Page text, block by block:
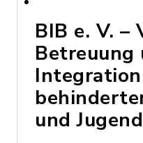
BIB e. V. –
Betreuung
Integration
und